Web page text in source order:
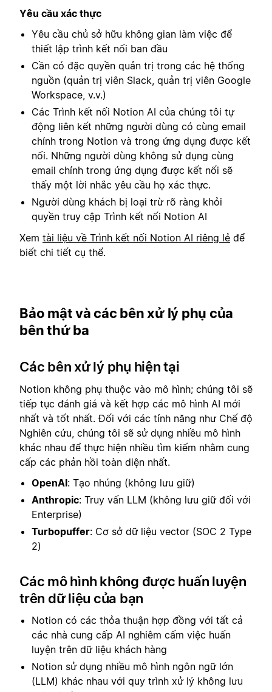
Yêu cầu xác thực
Yêu cầu chủ sở hữu không gian làm việc để
thiết lập trình kết nối ban đầu
Cần có đặc quyền quản trị trong các hệ thống
nguồn (quản trị viên Slack, quản trị viên Google
Workspace, v.v.)
Các Trình kết nối Notion AI của chúng tôi tự
động liên kết những người dùng có cùng email
chính trong Notion và trong ứng dụng được kết
nối. Những người dùng không sử dụng cùng
email chính trong ứng dụng được kết nối sẽ
thấy một lời nhắc yêu cầu họ xác thực.
Người dùng khách bị loại trừ rõ ràng khỏi
quyền truy cập Trình kết nối Notion AI
Xem tài liệu về Trình kết nối Notion AI riêng lẻ để
biết chi tiết cụ thể.
Bảo mật và các bên xử lý phụ của
bên thứ ba
Các bên xử lý phụ hiện tại
Notion không phụ thuộc vào mô hình; chúng tôi sẽ
tiếp tục đánh giá và kết hợp các mô hình AI mới
nhất và tốt nhất. Đối với các tính năng như Chế độ
Nghiên cứu, chúng tôi sẽ sử dụng nhiều mô hình
khác nhau để thực hiện nhiều tìm kiếm nhằm cung
cấp các phản hồi toàn diện nhất.
OpenAI: Tạo nhúng (không lưu giữ)
Anthropic: Truy vấn LLM (không lưu giữ đối với
Enterprise)
Turbopuffer: Cơ sở dữ liệu vector (SOC 2 Type
2)
Các mô hình không được huấn luyện
trên dữ liệu của bạn
Notion có các thỏa thuận hợp đồng với tất cả
các nhà cung cấp AI nghiêm cấm việc huấn
luyện trên dữ liệu khách hàng
Notion sử dụng nhiều mô hình ngôn ngữ lớn
(LLM) khác nhau với quy trình xử lý không lưu